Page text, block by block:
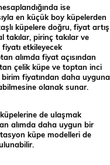
ise
en küçük boy küpelerden
küpelere doğru, fiyat artış
takılar, pirinç takılar ve
etkileyecek
alımda fiyat açısından
çelik küpe ve toptan inci
birim fiyatından daha uyguna
olanak sunar.
küpelerine de ulaşmak
alımda daha uygun bir
küpe modelleri de